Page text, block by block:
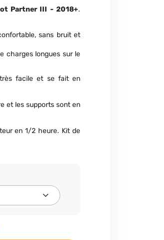
Partner III - 2018+.
sans bruit et
charges longues sur le
facile et se fait en
et les supports sont en
en 1/2 heure. Kit de